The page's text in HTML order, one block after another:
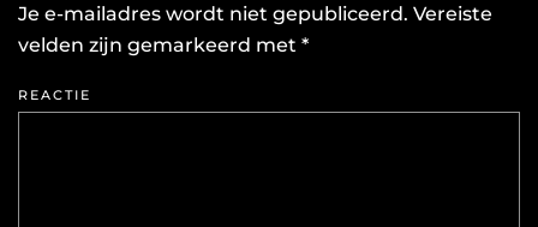
Je e-mailadres wordt niet gepubliceerd. Vereiste
velden zijn gemarkeerd met *
REACTIE